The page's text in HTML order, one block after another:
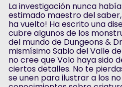
La investigación nunca
estimado maestro del
ha vuelto! Ha escrito una
cubre algunos de los
del mundo de Dungeons &
mismísimo Sabio del Valle
no cree que Volo haya sido
ciertos detalles. No te
se unen para ilustrar a los